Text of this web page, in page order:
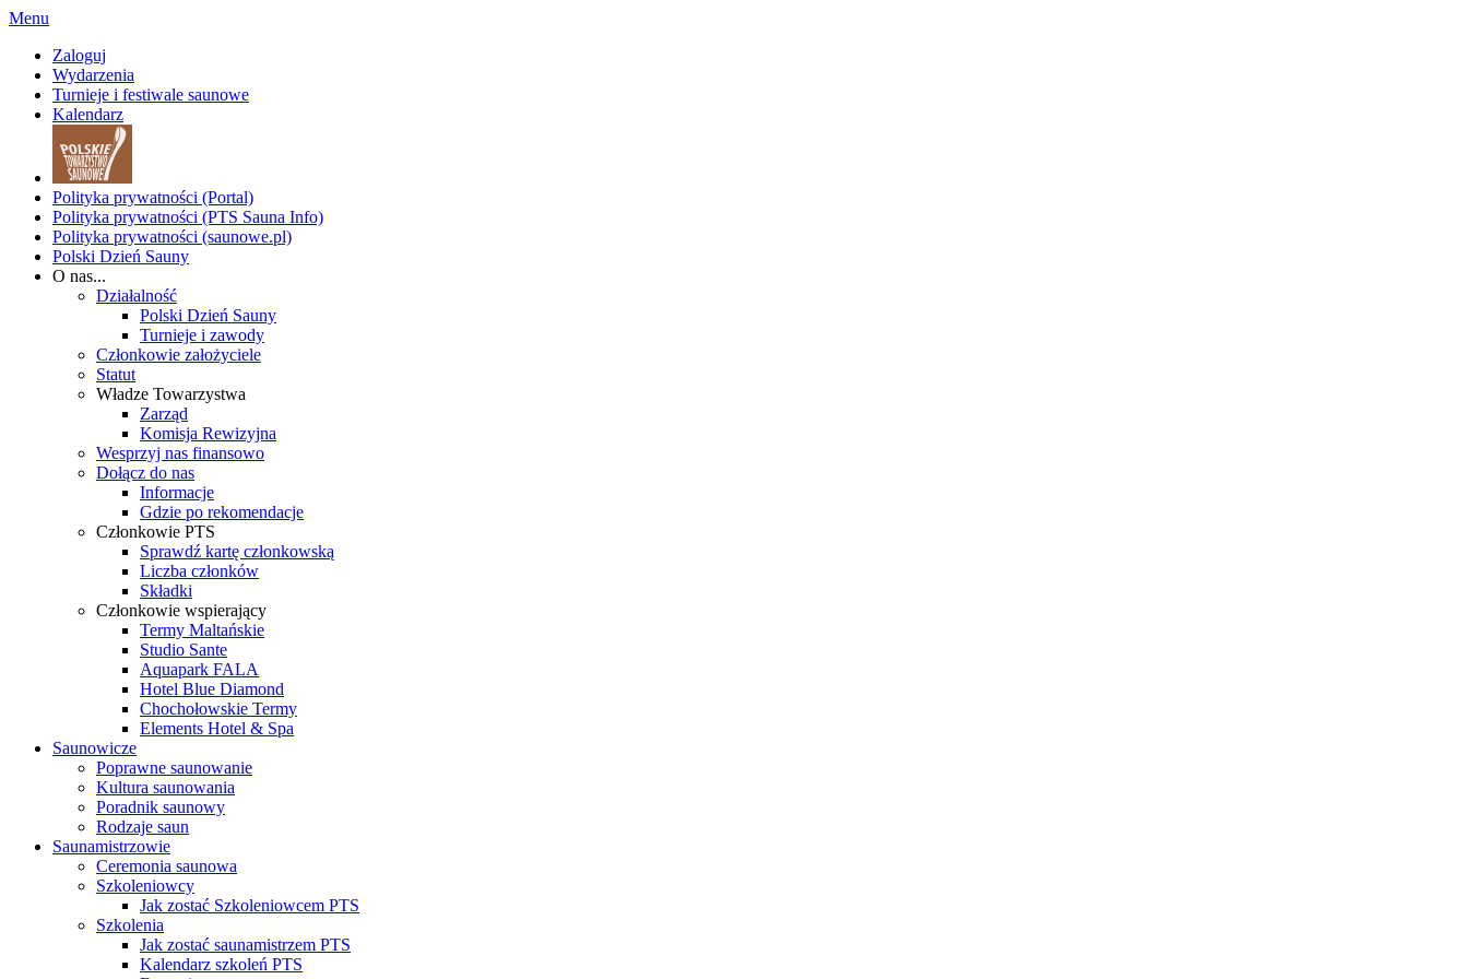
Menu
Zaloguj
Wydarzenia
Turnieje i festiwale saunowe
Kalendarz
Polityka prywatności (Portal)
Polityka prywatności (PTS Sauna Info)
Polityka prywatności (saunowe.pl)
Polski Dzień Sauny
O nas...
Działalność
Polski Dzień Sauny
Turnieje i zawody
Członkowie założyciele
Statut
Władze Towarzystwa
Zarząd
Komisja Rewizyjna
Wesprzyj nas finansowo
Dołącz do nas
Informacje
Gdzie po rekomendacje
Członkowie PTS
Sprawdź kartę członkowską
Liczba członków
Składki
Członkowie wspierający
Termy Maltańskie
Studio Sante
Aquapark FALA
Hotel Blue Diamond
Chochołowskie Termy
Elements Hotel & Spa
Saunowicze
Poprawne saunowanie
Kultura saunowania
Poradnik saunowy
Rodzaje saun
Saunamistrzowie
Ceremonia saunowa
Szkoleniowcy
Jak zostać Szkoleniowcem PTS
Szkolenia
Jak zostać saunamistrzem PTS
Kalendarz szkoleń PTS